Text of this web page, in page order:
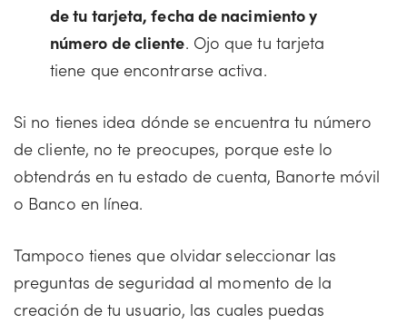
de tu tarjeta, fecha de nacimiento y
número de cliente. Ojo que tu tarjeta
tiene que encontrarse activa.
Si no tienes idea dónde se encuentra tu número
de cliente, no te preocupes, porque este lo
obtendrás en tu estado de cuenta, Banorte móvil
o Banco en línea.
Tampoco tienes que olvidar seleccionar las
preguntas de seguridad al momento de la
creación de tu usuario, las cuales puedas